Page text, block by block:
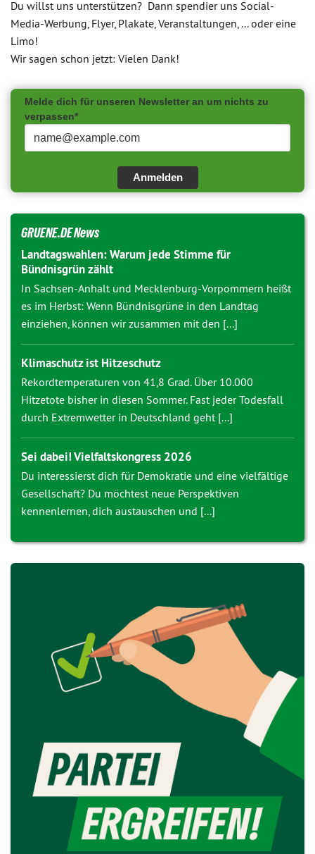
Du willst uns unterstützen? Dann spendier uns Social-
Media-Werbung, Flyer, Plakate, Veranstaltungen, ... oder eine
Limo!
Wir sagen schon jetzt: Vielen Dank!
Melde dich für unseren Newsletter an um nichts zu
verpassen*
Anmelden
GRUENE.DE News
Landtagswahlen: Warum jede Stimme für
Bündnisgrün zählt
In Sachsen-Anhalt und Mecklenburg-Vorpommern heißt
es im Herbst: Wenn Bündnisgrüne in den Landtag
einziehen, können wir zusammen mit den [...]
Klimaschutz ist Hitzeschutz
Rekordtemperaturen von 41,8 Grad. Über 10.000
Hitzetote bisher in diesen Sommer. Fast jeder Todesfall
durch Extremwetter in Deutschland geht [...]
Sei dabei! Vielfaltskongress 2026
Du interessierst dich für Demokratie und eine vielfältige
Gesellschaft? Du möchtest neue Perspektiven
kennenlernen, dich austauschen und [...]